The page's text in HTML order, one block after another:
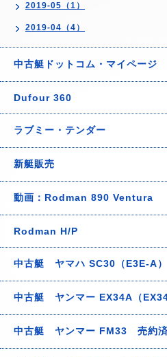
2019-05（1）
2019-04（4）
中古艇ドットコム・マイページ
Dufour 360
ラブミー・テンダー
新艇販売
動画：Rodman 890 Ventura
Rodman H/P
中古艇 ヤマハ SC30（E3E-A）
中古艇 ヤンマー EX34A（
中古艇 ヤンマー FM33 売約済